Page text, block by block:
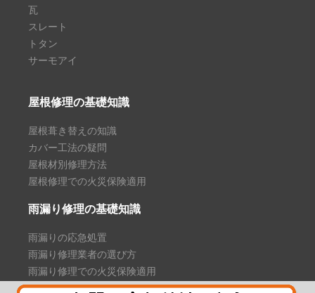
瓦
スレート
トタン
サーモアイ
屋根修理の基礎知識
屋根葺き替えの知識
カバー工法の疑問
屋根材別修理方法
屋根修理での火災保険適用
雨漏り修理の基礎知識
雨漏りの応急処置
雨漏り修理業者の選び方
雨漏り修理での火災保険適用